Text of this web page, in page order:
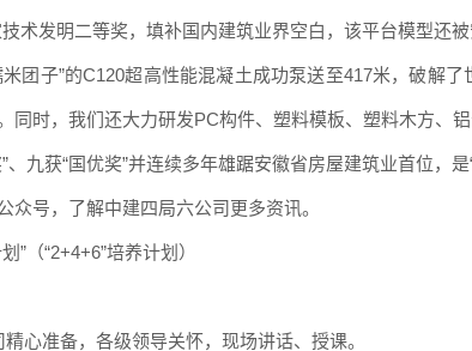
术发明二等奖，填补国内建筑业界空白，该平台模型还
米团子”的C120超高性能混凝土成功泵送至417米，破解
同时，我们还大力研发PC构件、塑料模板、塑料木方、
”、九获“国优奖”并连续多年雄踞安徽省房屋建筑业首位，
众号，了解中建四局六公司更多资讯。
”（“2+4+6”培养计划）
心准备，各级领导关怀，现场讲话、授课。